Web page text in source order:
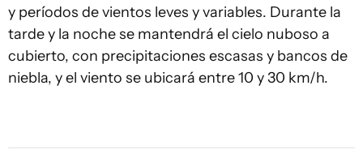
y períodos de vientos leves y variables. Durante la
tarde y la noche se mantendrá el cielo nuboso a
cubierto, con precipitaciones escasas y bancos de
niebla, y el viento se ubicará entre 10 y 30 km/h.